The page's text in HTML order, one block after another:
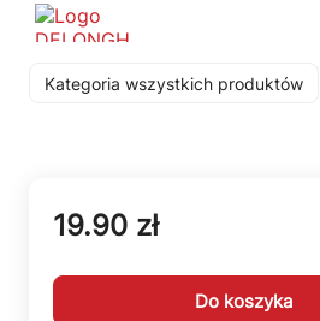
Kategoria wszystkich produktów
19.90 zł
Do koszyka